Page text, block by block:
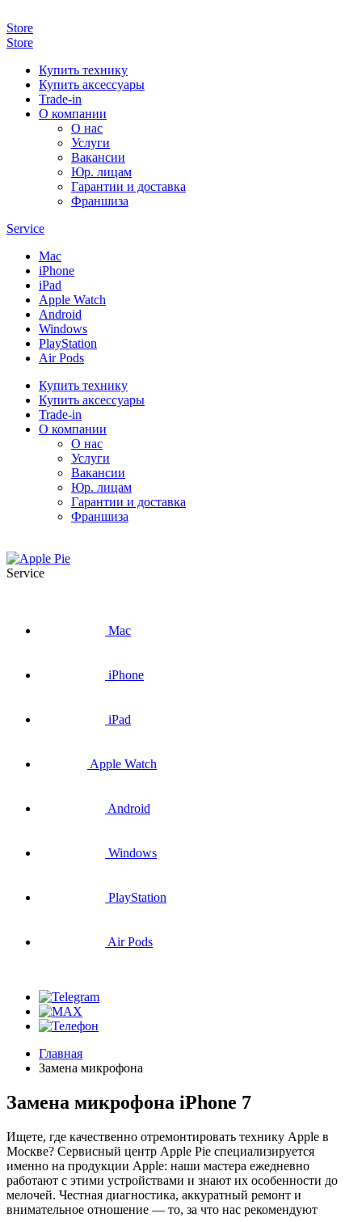
Store
Store
Купить технику
Купить аксессуары
Trade-in
О компании
О нас
Услуги
Вакансии
Юр. лицам
Гарантии и доставка
Франшиза
Service
Mac
iPhone
iPad
Apple Watch
Android
Windows
PlayStation
Air Pods
Купить технику
Купить аксессуары
Trade-in
О компании
О нас
Услуги
Вакансии
Юр. лицам
Гарантии и доставка
Франшиза
Service
Mac
iPhone
iPad
Apple Watch
Android
Windows
PlayStation
Air Pods
Главная
Замена микрофона
Замена микрофона iPhone 7
Ищете, где качественно отремонтировать технику Apple в
Москве? Сервисный центр Apple Pie специализируется
именно на продукции Apple: наши мастера ежедневно
работают с этими устройствами и знают их особенности до
мелочей. Честная диагностика, аккуратный ремонт и
внимательное отношение — то, за что нас рекомендуют